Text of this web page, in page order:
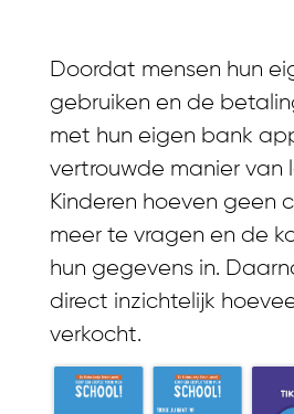
Doordat mensen hun
gebruiken en de
met hun eigen bank
vertrouwde manier van
Kinderen hoeven geen
meer te vragen en de
hun gegevens in.
direct inzichtelijk
verkocht.